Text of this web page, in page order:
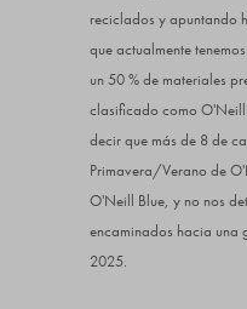
reciclados y apuntando
que actualmente
un 50 % de materiales
clasificado como O'Neill
decir que más de 8 de
Primavera/Verano de
O'Neill Blue, y no nos
encaminados hacia una
2025.